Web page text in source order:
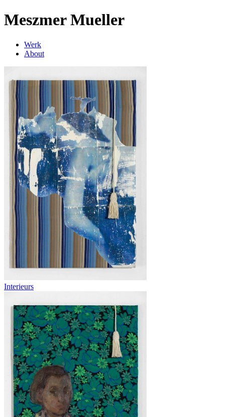
Meszmer Mueller
Werk
About
Interieurs